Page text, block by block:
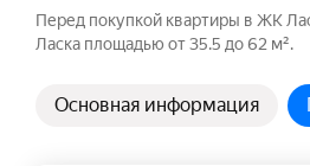
Перед покупкой квартиры в ЖК
Ласка площадью от 35.5 до 62 м².
Основная информация